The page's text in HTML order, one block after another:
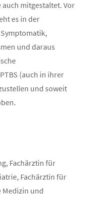
mitgestaltet. Vor
es in der
und daraus
(auch in ihrer
und soweit
Fachärztin für
Fachärztin für
Medizin und